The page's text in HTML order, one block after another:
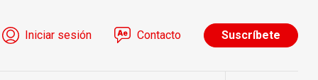
de cuenta de usuario
Iniciar sesión Contacto Suscríbete